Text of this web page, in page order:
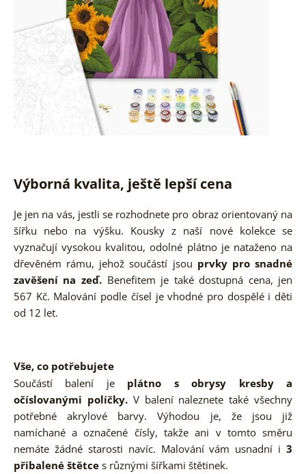
Výborná kvalita, ještě lepší cena
Je jen na vás, jestli se rozhodnete pro obraz orientovaný na
šířku nebo na výšku. Kousky z naší nové kolekce se
vyznačují vysokou kvalitou, odolné plátno je nataženo na
dřevěném rámu, jehož součástí jsou prvky pro snadné
zavěšení na zeď. Benefitem je také dostupná cena, jen
567 Kč. Malování podle čísel je vhodné pro dospělé i děti
od 12 let.
Vše, co potřebujete
Součástí balení je plátno s obrysy kresby a
očíslovanými políčky.V balení naleznete také všechny
potřebné akrylové barvy. Výhodou je, že jsou již
namíchané a označené čísly, takže ani v tomto směru
nemáte žádné starosti navíc. Malování vám usnadní i3
přibalené štětces různými šířkami štětinek.